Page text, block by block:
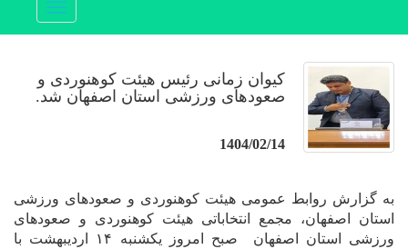
Toggle
کیوان زمانی رئیس هیئت کوهنوردی و
صعودهای ورزشی استان اصفهان شد.
1404/02/14
به گزارش روابط عمومی هیئت کوهنوردی و صعودهای ورزشی
استان اصفهان، مجمع انتخاباتی هیئت کوهنوردی و صعودهای
ورزشی استان اصفهان صبح امروز یکشنبه ۱۴ اردیبهشت با